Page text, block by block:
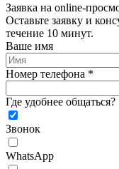
Заявка на online-
Оставьте заявку и
течение 10 минут.
Ваше имя
Номер телефона *
Где удобнее общаться?
Звонок
WhatsApp